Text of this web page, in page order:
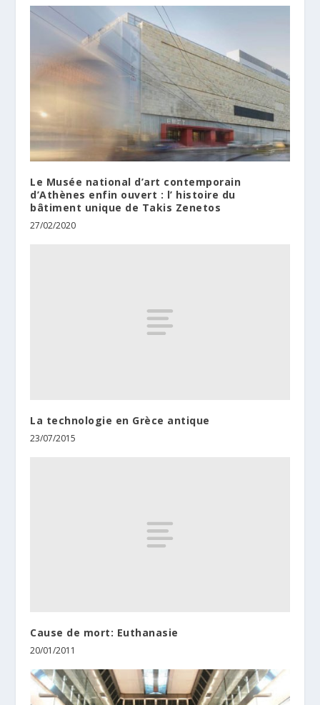
Le Musée national d’art contemporain
d’Athènes enfin ouvert : l’ histoire du
bâtiment unique de Takis Zenetos
27/02/2020
La technologie en Grèce antique
23/07/2015
Cause de mort: Euthanasie
20/01/2011